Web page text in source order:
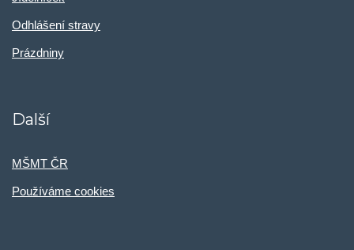
Odhlášení stravy
Prázdniny
Další
MŠMT ČR
Používáme cookies